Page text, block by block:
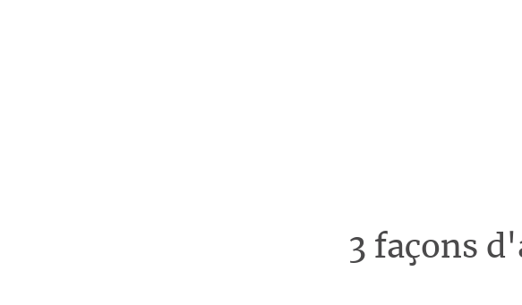
3 façons